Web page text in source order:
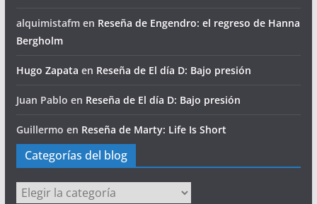
alquimistafmen Reseña de Engendro: el regreso de Hanna
Bergholm
Hugo Zapata en Reseña de El día D: Bajo presión
Juan Pablo en Reseña de El día D: Bajo presión
Guillermo en Reseña de Marty: Life Is Short
Categorías del blog
Categorías